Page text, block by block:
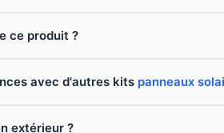
ce produit ?
avec d'autres kits panneaux
extérieur ?